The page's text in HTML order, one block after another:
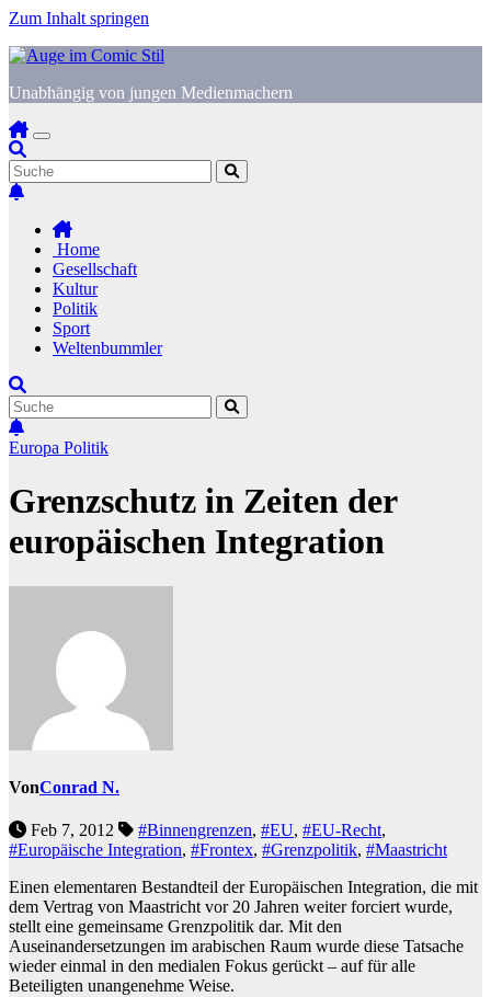
Zum Inhalt springen
Unabhängig von jungen Medienmachern
Home
Gesellschaft
Kultur
Politik
Sport
Weltenbummler
Europa Politik
Grenzschutz in Zeiten der
europäischen Integration
VonConrad N.
Feb 7, 2012 #Binnengrenzen, #EU, #EU-Recht,
#Europäische Integration, #Frontex, #Grenzpolitik, #Maastricht
Einen elementaren Bestandteil der Europäischen Integration, die mit
dem Vertrag von Maastricht vor 20 Jahren weiter forciert wurde,
stellt eine gemeinsame Grenzpolitik dar. Mit den
Auseinandersetzungen im arabischen Raum wurde diese Tatsache
wieder einmal in den medialen Fokus gerückt – auf für alle
Beteiligten unangenehme Weise.